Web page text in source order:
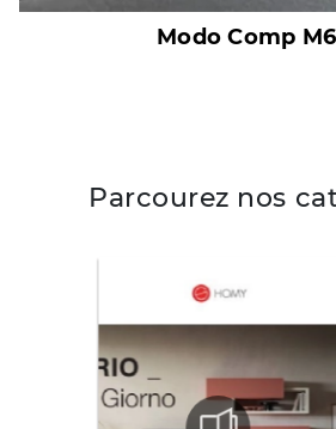
Modo Comp
Parcourez nos